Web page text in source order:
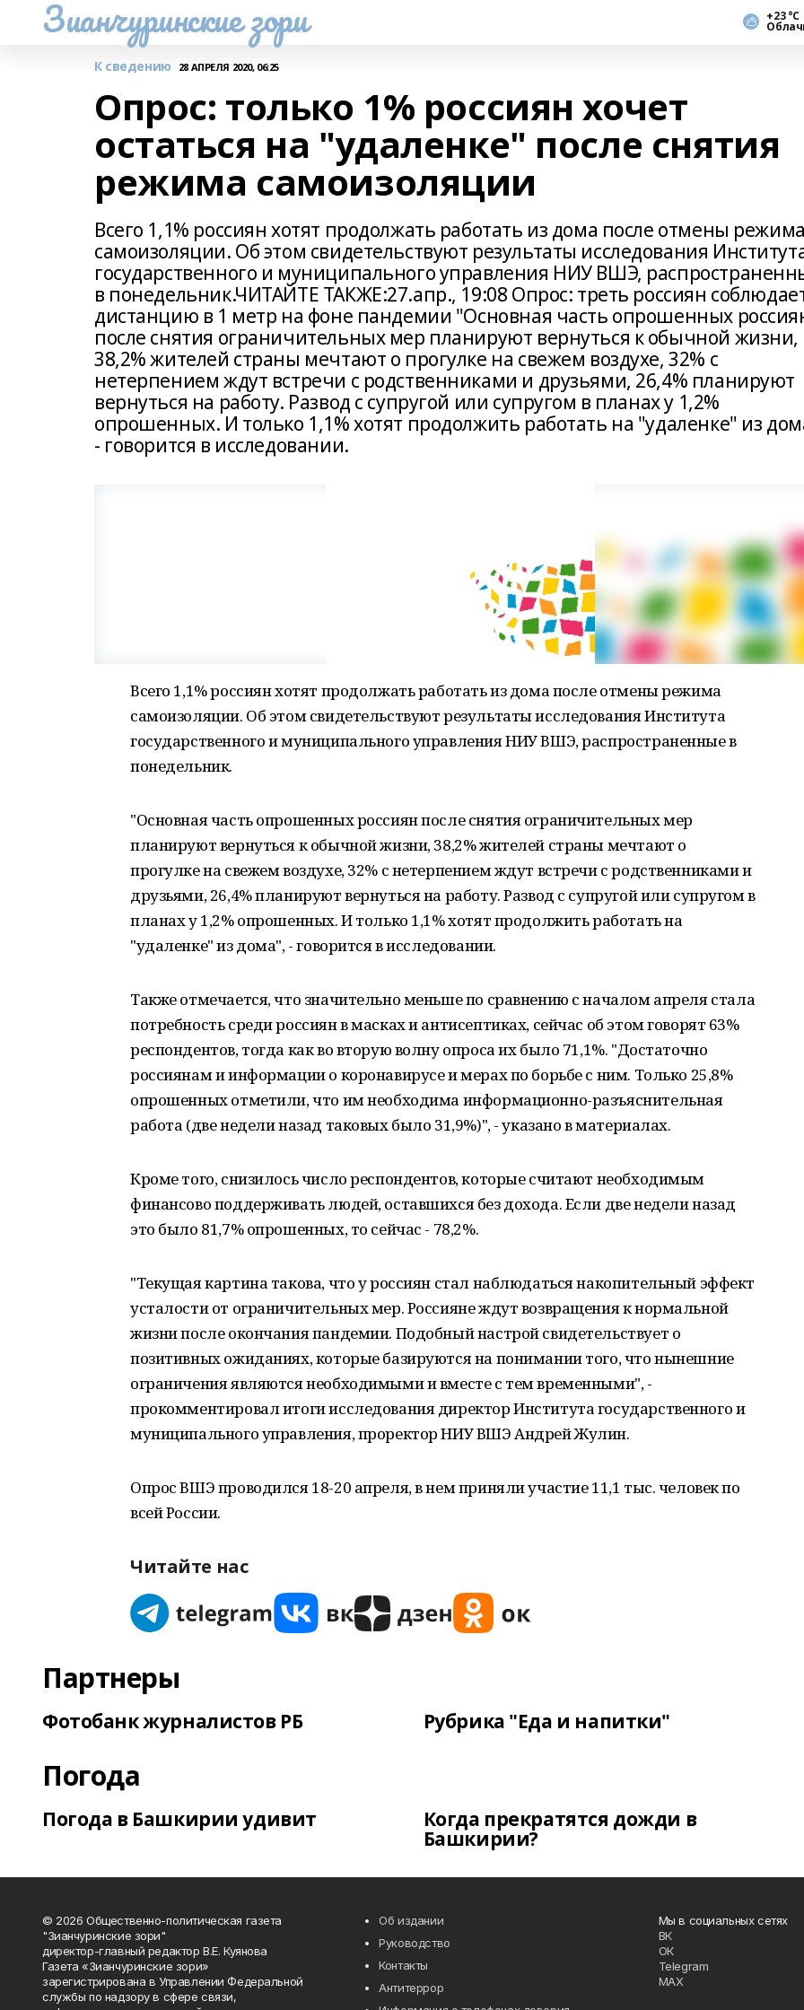
Зианчуринские зори +23 °С
К сведению 28 АПРЕЛЯ 2020, 06:25
Опрос: только 1% россиян хочет
остаться на "удаленке" после снятия
режима самоизоляции
Всего 1,1% россиян хотят продолжать работать из дома после отмены
самоизоляции. Об этом свидетельствуют результаты исследования
государственного и муниципального управления НИУ ВШЭ,
в понедельник.ЧИТАЙТЕ ТАКЖЕ:27.апр., 19:08 Опрос: треть россиян
дистанцию в 1 метр на фоне пандемии "Основная часть опрошенных
после снятия ограничительных мер планируют вернуться к обычной жизни,
38,2% жителей страны мечтают о прогулке на свежем воздухе, 32% с
нетерпением ждут встречи с родственниками и друзьями, 26,4% планируют
вернуться на работу. Развод с супругой или супругом в планах у 1,2%
опрошенных. И только 1,1% хотят продолжить работать на "удаленке" из
- говорится в исследовании.
Всего 1,1% россиян хотят продолжать работать из дома после отмены режима
самоизоляции. Об этом свидетельствуют результаты исследования Института
государственного и муниципального управления НИУ ВШЭ, распространенные в
понедельник.
"Основная часть опрошенных россиян после снятия ограничительных мер
планируют вернуться к обычной жизни, 38,2% жителей страны мечтают о
прогулке на свежем воздухе, 32% с нетерпением ждут встречи с родственниками и
друзьями, 26,4% планируют вернуться на работу. Развод с супругой или супругом в
планах у 1,2% опрошенных. И только 1,1% хотят продолжить работать на
"удаленке" из дома", - говорится в исследовании.
Также отмечается, что значительно меньше по сравнению с началом апреля стала
потребность среди россиян в масках и антисептиках, сейчас об этом говорят 63%
респондентов, тогда как во вторую волну опроса их было 71,1%. "Достаточно
россиянам и информации о коронавирусе и мерах по борьбе с ним. Только 25,8%
опрошенных отметили, что им необходима информационно-разъяснительная
работа (две недели назад таковых было 31,9%)", - указано в материалах.
Кроме того, снизилось число респондентов, которые считают необходимым
финансово поддерживать людей, оставшихся без дохода. Если две недели назад
это было 81,7% опрошенных, то сейчас - 78,2%.
"Текущая картина такова, что у россиян стал наблюдаться накопительный эффект
усталости от ограничительных мер. Россияне ждут возвращения к нормальной
жизни после окончания пандемии. Подобный настрой свидетельствует о
позитивных ожиданиях, которые базируются на понимании того, что нынешние
ограничения являются необходимыми и вместе с тем временными", -
прокомментировал итоги исследования директор Института государственного и
муниципального управления, проректор НИУ ВШЭ Андрей Жулин.
Опрос ВШЭ проводился 18-20 апреля, в нем приняли участие 11,1 тыс. человек по
всей России.
Читайте нас
Партнеры
Фотобанк журналистов РБ Рубрика "Еда и напитки"
Погода
Погода в Башкирии удивит Когда прекратятся дожди в
Башкирии?
© 2026 Общественно-политическая газета
"Зианчуринские зори"
директор-главный редактор В.Е. Куянова
Газета «Зианчуринские зори»
зарегистрирована в Управлении Федеральной
службы по надзору в сфере связи,
Об издании
Руководство
Контакты
Антитеррор
Мы в социальных сетях
ВК
ОК
Telegram
MAX